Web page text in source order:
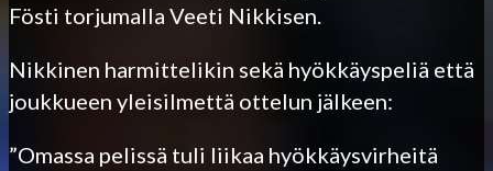
Fösti torjumalla Veeti Nikkisen.
Nikkinen harmittelikin sekä hyökkäyspeliä että
joukkueen yleisilmettä ottelun jälkeen:
”Omassa pelissä tuli liikaa hyökkäysvirheitä